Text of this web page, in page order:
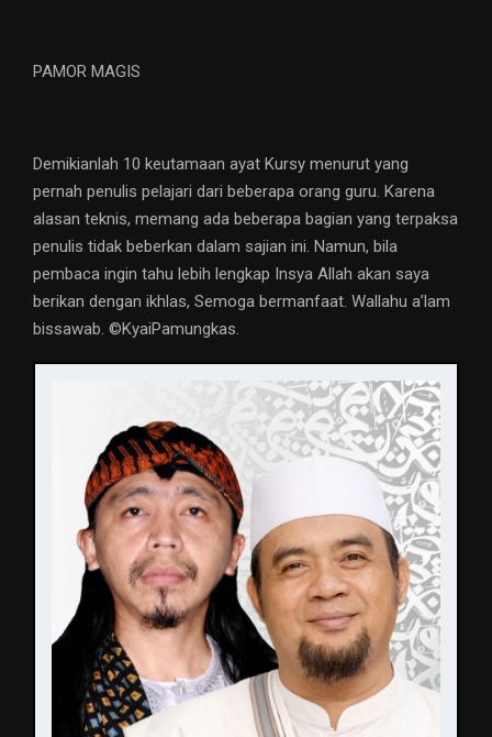
PAMOR MAGIS
Demikianlah 10 keutamaan ayat Kursy menurut yang
pernah penulis pelajari dari beberapa orang guru. Karena
alasan teknis, memang ada beberapa bagian yang terpaksa
penulis tidak beberkan dalam sajian ini. Namun, bila
pembaca ingin tahu lebih lengkap Insya Allah akan saya
berikan dengan ikhlas, Semoga bermanfaat. Wallahu a’lam
bissawab. ©️KyaiPamungkas.